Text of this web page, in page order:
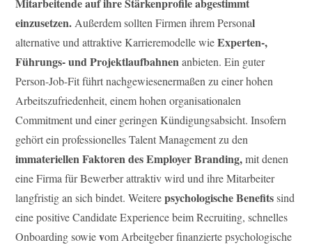
einzusetzen.Außerdem sollten Firmen ihrem Personal
alternative und attraktive Karrieremodelle wieExperten-,
Führungs- und Projektlaufbahnenanbieten. Ein guter
Person-Job-Fit führt nachgewiesenermaßen zu einer hohen
Arbeitszufriedenheit, einem hohen organisationalen
Commitment und einer geringen Kündigungsabsicht. Insofern
gehört ein professionelles Talent Management zu den
immateriellen Faktoren des Employer Branding,mit denen
eine Firma für Bewerber attraktiv wird und ihre Mitarbeiter
langfristig an sich bindet. Weiterepsychologische Benefitssind
eine positive Candidate Experience beim Recruiting, schnelles
Onboarding sowievom Arbeitgeber finanzierte psychologische